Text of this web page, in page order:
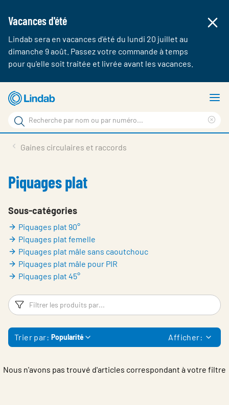
Vacances d'été
Lindab sera en vacances d'été du lundi 20 juillet au
dimanche 9 août. Passez votre commande à temps
pour qu'elle soit traitée et livrée avant les vacances.
Aller
au
contenu
principal
Rechercher
Rechercher
sur
Contact
Login
Choose languge
Belgium - French
Gaines circulaires et raccords
Piquages plat
Sous-catégories
Piquages plat 90°
Piquages plat femelle
Piquages plat mâle sans caoutchouc
Piquages plat mâle pour PIR
Piquages plat 45°
Filtres
Trier par: Popularité Afficher:
Nous n'avons pas trouvé d'articles correspondant à votre filtre